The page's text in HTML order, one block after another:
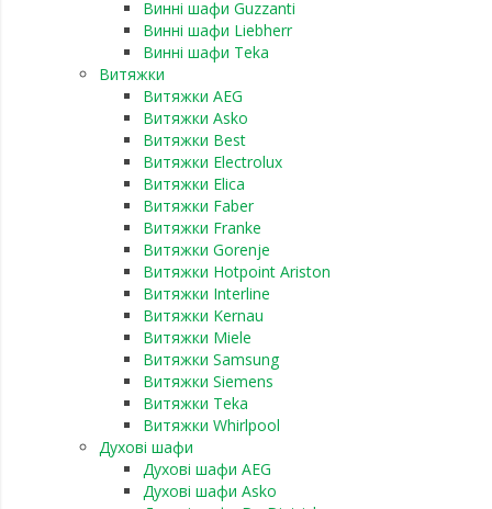
Винні шафи Guzzanti
Винні шафи Liebherr
Винні шафи Teka
Витяжки
Витяжки AEG
Витяжки Asko
Витяжки Best
Витяжки Electrolux
Витяжки Elica
Витяжки Faber
Витяжки Franke
Витяжки Gorenje
Витяжки Hotpoint Ariston
Витяжки Interline
Витяжки Kernau
Витяжки Miele
Витяжки Samsung
Витяжки Siemens
Витяжки Teka
Витяжки Whirlpool
Духові шафи
Духові шафи AEG
Духові шафи Asko